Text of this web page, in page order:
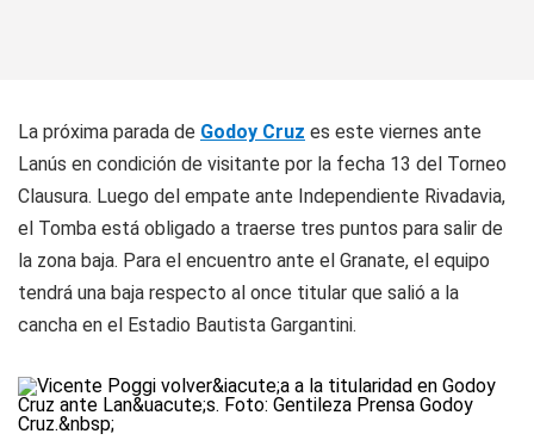
La próxima parada de Godoy Cruz es este viernes ante
Lanús en condición de visitante por la fecha 13 del Torneo
Clausura. Luego del empate ante Independiente Rivadavia,
el Tomba está obligado a traerse tres puntos para salir de
la zona baja. Para el encuentro ante el Granate, el equipo
tendrá una baja respecto al once titular que salió a la
cancha en el Estadio Bautista Gargantini.